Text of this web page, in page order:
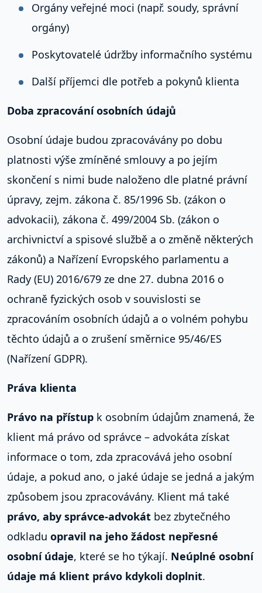
Orgány veřejné moci (např. soudy, správní
orgány)
Poskytovatelé údržby informačního systému
Další příjemci dle potřeb a pokynů klienta
Doba zpracování osobních údajů
Osobní údaje budou zpracovávány po dobu
platnosti výše zmíněné smlouvy a po jejím
skončení s nimi bude naloženo dle platné právní
úpravy, zejm. zákona č. 85/1996 Sb. (zákon o
advokacii), zákona č. 499/2004 Sb. (zákon o
archivnictví a spisové službě a o změně některých
zákonů) a Nařízení Evropského parlamentu a
Rady (EU) 2016/679 ze dne 27. dubna 2016 o
ochraně fyzických osob v souvislosti se
zpracováním osobních údajů a o volném pohybu
těchto údajů a o zrušení směrnice 95/46/ES
(Nařízení GDPR).
Práva klienta
Právo na přístup k osobním údajům znamená, že
klient má právo od správce – advokáta získat
informace o tom, zda zpracovává jeho osobní
údaje, a pokud ano, o jaké údaje se jedná a jakým
způsobem jsou zpracovávány. Klient má také
právo, aby správce-advokát bez zbytečného
odkladu opravil na jeho žádost nepřesné
osobní údaje, které se ho týkají. Neúplné osobní
údaje má klient právo kdykoli doplnit.